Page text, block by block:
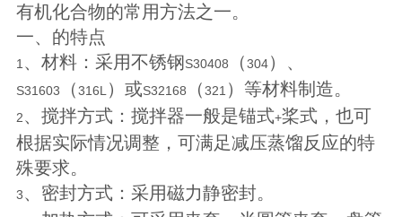
有机化合物的常用方法之一。
一、 的特点
1 、材料：采用不锈钢S30408 （304）、
S31603 （316L ）或S32168 （321 ）等材料制造。
2、搅拌方式：搅拌器一般是锚式+桨式，也可
根据实际情况调整，可满足减压蒸馏反应的特
殊要求。
3、密封方式：采用磁力静密封。